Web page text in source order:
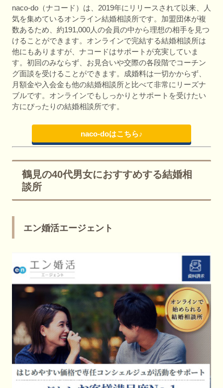
naco-do（ナコード）は、2019年にリリースされて以来、人
気を集めているオンライン結婚相談所です。加盟団体が複
数あるため、約191,000人の会員の中から理想の相手を見つ
けることができます。オンラインで完結する結婚相談所は
他にもありますが、ナコードはサポートが充実していま
す。初回のみならず、お見合いや交際の各段階でコーチン
グ面談を受けることができます。成婚料は一切かからず、
月額金や入会金も他の結婚相談所と比べて非常にリーズナ
ブルです。オンラインでもしっかりとサポートを受けたい
方にぴったりの結婚相談所です。
naco-doはこちら♪
鶴見の40代男女におすすめする結婚相
談所
エン婚活エージェント